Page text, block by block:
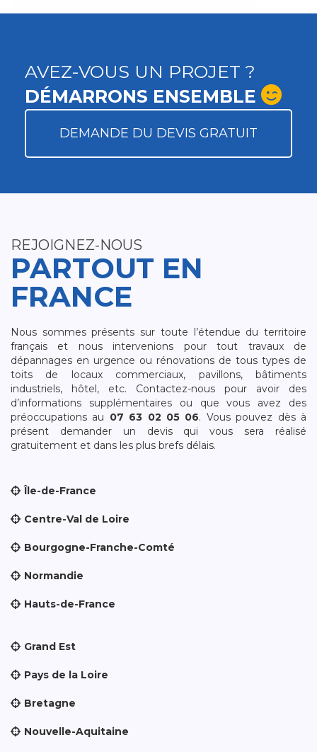
AVEZ-VOUS UN PROJET ?
DÉMARRONS ENSEMBLE
DEMANDE DU DEVIS GRATUIT
REJOIGNEZ-NOUS
PARTOUT EN
FRANCE
Nous sommes présents sur toute l’étendue du territoire
français et nous intervenions pour tout travaux de
dépannages en urgence ou rénovations de tous types de
toits de locaux commerciaux, pavillons, bâtiments
industriels, hôtel, etc. Contactez-nous pour avoir des
d’informations supplémentaires ou que vous avez des
préoccupations au 07 63 02 05 06. Vous pouvez dès à
présent demander un devis qui vous sera réalisé
gratuitement et dans les plus brefs délais.
Île-de-France
Centre-Val de Loire
Bourgogne-Franche-Comté
Normandie
Hauts-de-France
Grand Est
Pays de la Loire
Bretagne
Nouvelle-Aquitaine